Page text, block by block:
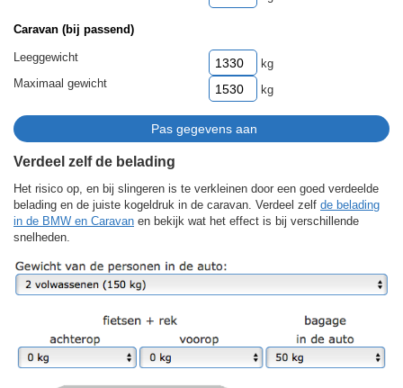
Caravan (bij passend)
Leeggewicht
kg
Maximaal gewicht
kg
Verdeel zelf de belading
Het risico op, en bij slingeren is te verkleinen door een goed verdeelde
belading en de juiste kogeldruk in de caravan. Verdeel zelf de belading
in de BMW en Caravan en bekijk wat het effect is bij verschillende
snelheden.